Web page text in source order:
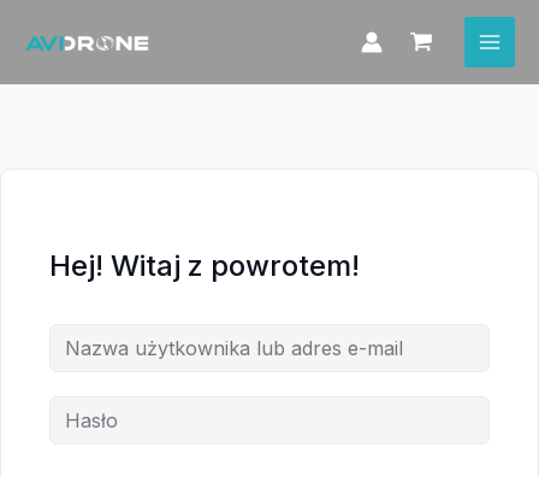
Hej! Witaj z powrotem!